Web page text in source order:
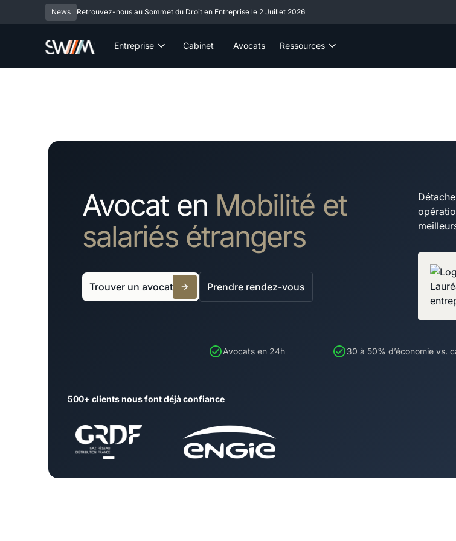
News Retrouvez-nous au Sommet du Droit en Entreprise le 2 Juillet 2026
Entreprise Cabinet Avocats Ressources
Avocat en Mobilité et
salariés étrangers
Trouver un avocat Prendre rendez-vous
Avocats en 24h 30 à 50% d’économie vs.
500+ clients nous font déjà confiance